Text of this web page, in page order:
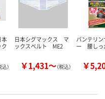
込）
日本シグマックス マ
ックスベルト ME2
￥1,431～（税込）
バンテリ
ー 腰しっ
￥